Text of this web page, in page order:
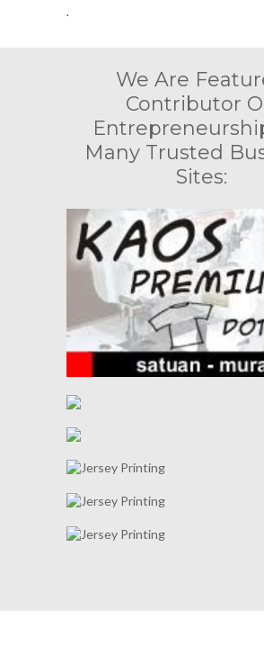
.
We Are
Contributor
Many Trusted
Sites: